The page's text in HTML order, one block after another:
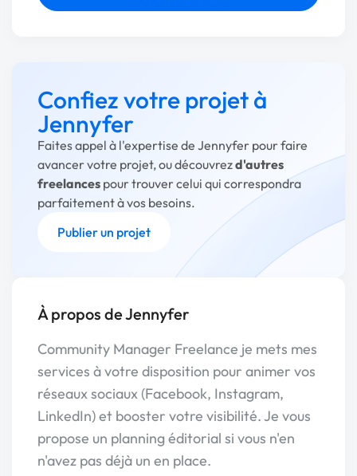
Confiez votre projet à
Jennyfer
Faites appel à l'expertise de Jennyfer pour faire
avancer votre projet, ou découvrezd'autres
freelances pour trouver celui qui correspondra
parfaitement à vos besoins.
Publier un projet
À propos de Jennyfer
Community Manager Freelance je mets mes
services à votre disposition pour animer vos
réseaux sociaux (Facebook, Instagram,
LinkedIn) et booster votre visibilité. Je vous
propose un planning éditorial si vous n'en
n'avez pas déjà un en place.